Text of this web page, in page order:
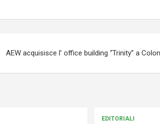
AEW acquisisce l’ office building “Trinity” a
EDITORIALI